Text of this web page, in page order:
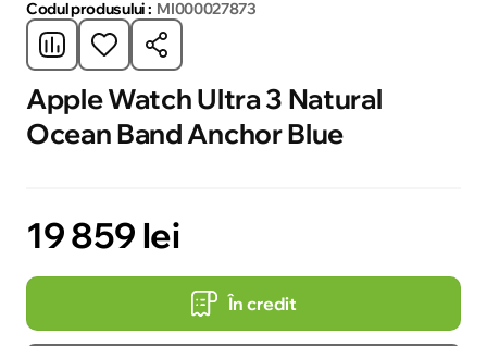
Codul produsului : MI000027873
Apple Watch Ultra 3 Natural
Ocean Band Anchor Blue
19 859 lei
În credit